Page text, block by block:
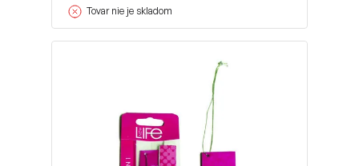
Tovar nie je skladom